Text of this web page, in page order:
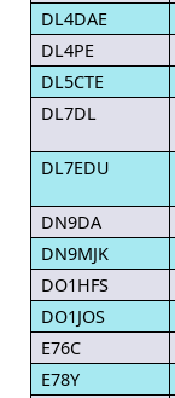
DL4DAE
DL4PE
DL5CTE
DL7DL
DL7EDU
DN9DA
DN9MJK
DO1HFS
DO1JOS
E76C
E78Y